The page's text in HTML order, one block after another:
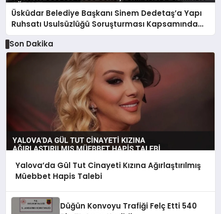
Üsküdar Belediye Başkanı Sinem Dedetaş’a Yapı
Ruhsatı Usulsüzlüğü Soruşturması Kapsamında
Gözaltı
Son Dakika
Yalova’da Gül Tut Cinayeti Kızına Ağırlaştırılmış
Müebbet Hapis Talebi
Düğün Konvoyu Trafiği Felç Etti 540